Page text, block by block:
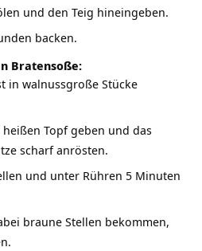
und den Teig hineingeben.
backen.
Bratensoße:
in walnussgroße Stücke
Topf geben und das
scharf anrösten.
und unter Rühren 5 Minuten
braune Stellen bekommen,